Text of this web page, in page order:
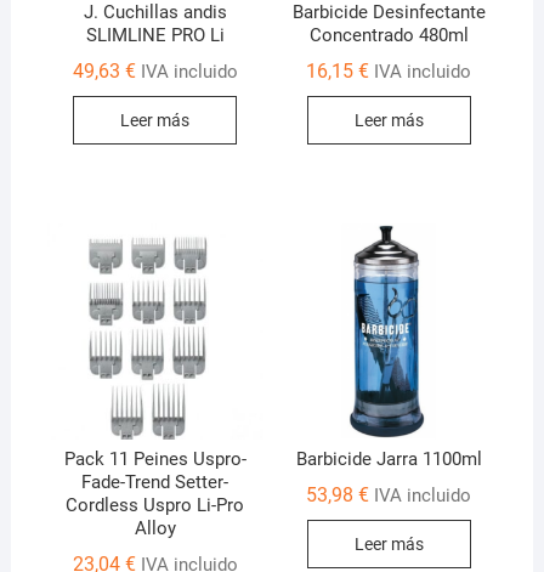
J. Cuchillas andis
SLIMLINE PRO Li
49,63 € IVA incluido
Leer más
Barbicide Desinfectante
Concentrado 480ml
16,15€ IVA incluido
Leer más
Pack 11 Peines Uspro-
Fade-Trend Setter-
Cordless Uspro Li-Pro
Alloy
23,04 € IVA incluido
Barbicide Jarra 1100ml
53,98€ IVA incluido
Leer más